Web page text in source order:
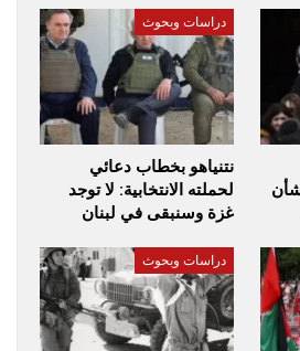
دراسات وبحوث
نتنياهو بخطاب دعائي
لحملته الانتخابية: لا توجد
غزة وسنبقى في لبنان
دراسات وبحوث